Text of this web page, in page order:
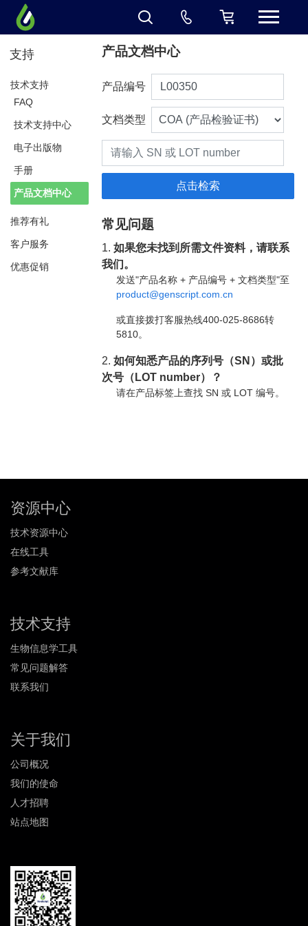
支持
技术支持
FAQ
技术支持中心
电子出版物
手册
产品文档中心
推荐有礼
客户服务
优惠促销
产品文档中心
产品编号
文档类型
常见问题
1.如果您未找到所需文件资料，请联系
我们。
发送"产品名称 + 产品编号 + 文档类型"至
product@genscript.com.cn
或直接拨打客服热线400-025-8686转
5810。
2.如何知悉产品的序列号（SN）或批
次号（LOT number）？
请在产品标签上查找 SN 或 LOT 编号。
资源中心
技术资源中心
在线工具
参考文献库
技术支持
生物信息学工具
常见问题解答
联系我们
关于我们
公司概况
我们的使命
人才招聘
站点地图